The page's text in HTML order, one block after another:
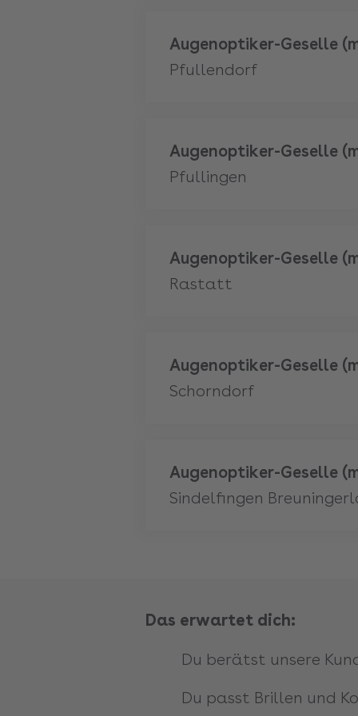
Mehr
Augenoptiker-Geselle
Pfullendorf
Mehr
Augenoptiker-Geselle
Pfullingen
Mehr
Augenoptiker-Geselle
Rastatt
Mehr
Augenoptiker-Geselle
Schorndorf
Mehr
Augenoptiker-Geselle
Sindelfingen
Das erwartet dich:
Du berätst unsere
Du passt Brillen und